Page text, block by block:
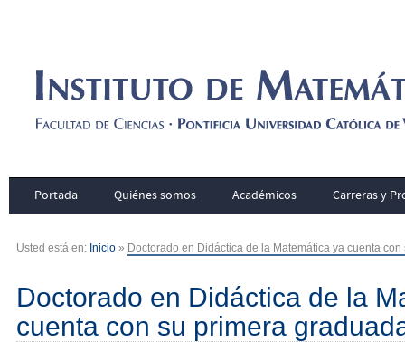
Portada Quiénes somos Académicos Carreras y
Usted está en: Inicio » Doctorado en Didáctica de la Matemática ya cuenta
Doctorado en Didáctica de la
cuenta con su primera